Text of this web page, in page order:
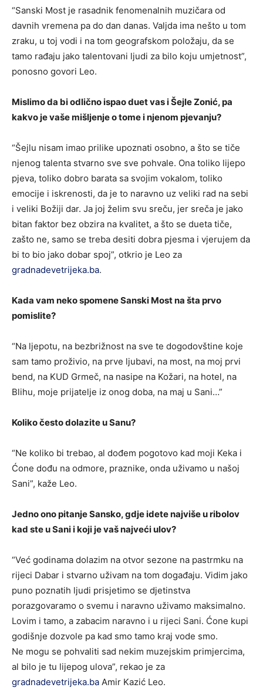
“Sanski Most je rasadnik fenomenalnih muzičara od
davnih vremena pa do dan danas. Valjda ima nešto u tom
zraku, u toj vodi i na tom geografskom položaju, da se
tamo rađaju jako talentovani ljudi za bilo koju umjetnost”,
ponosno govori Leo.
Mislimo da bi odlično ispao duet vas i Šejle Zonić, pa
kakvo je vaše mišljenje o tome i njenom pjevanju?
“Šejlu nisam imao prilike upoznati osobno, a što se tiče
njenog talenta stvarno sve sve pohvale. Ona toliko lijepo
pjeva, toliko dobro barata sa svojim vokalom, toliko
emocije i iskrenosti, da je to naravno uz veliki rad na sebi
i veliki Božiji dar. Ja joj želim svu sreču, jer sreča je jako
bitan faktor bez obzira na kvalitet, a što se dueta tiče,
zašto ne, samo se treba desiti dobra pjesma i vjerujem da
bi to bio jako dobar spoj”, otkrio je Leo za
gradnadevetrijeka.ba.
Kada vam neko spomene Sanski Most na šta prvo
pomislite?
“Na ljepotu, na bezbrižnost na sve te dogodovštine koje
sam tamo proživio, na prve ljubavi, na most, na moj prvi
bend, na KUD Grmeč, na nasipe na Kožari, na hotel, na
Blihu, moje prijatelje iz onog doba, na maj u Sani…”
Koliko često dolazite u Sanu?
“Ne koliko bi trebao, al dođem pogotovo kad moji Keka i
Ćone dođu na odmore, praznike, onda uživamo u našoj
Sani”, kaže Leo.
Jedno ono pitanje Sansko, gdje idete najviše u ribolov
kad ste u Sani i koji je vaš najveći ulov?
“Već godinama dolazim na otvor sezone na pastrmku na
rijeci Dabar i stvarno uživam na tom događaju. Vidim jako
puno poznatih ljudi prisjetimo se djetinstva
porazgovaramo o svemu i naravno uživamo maksimalno.
Lovim i tamo, a zabacim naravno i u rijeci Sani. Ćone kupi
godišnje dozvole pa kad smo tamo kraj vode smo.
Ne mogu se pohvaliti sad nekim muzejskim primjercima,
al bilo je tu lijepog ulova”, rekao je za
gradnadevetrijeka.ba Amir Kazić Leo.